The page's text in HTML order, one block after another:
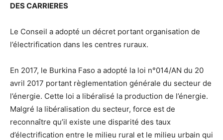
DES CARRIERES
Le Conseil a adopté un décret portant organisation de
l’électrification dans les centres ruraux.
En 2017, le Burkina Faso a adopté la loi n°014/AN du 20
avril 2017 portant règlementation générale du secteur de
l’énergie. Cette loi a libéralisé la production de l’énergie.
Malgré la libéralisation du secteur, force est de
reconnaître qu’il existe une disparité des taux
d’électrification entre le milieu rural et le milieu urbain qui